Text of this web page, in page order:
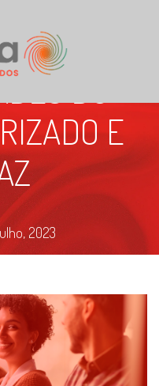
DO
E
2023